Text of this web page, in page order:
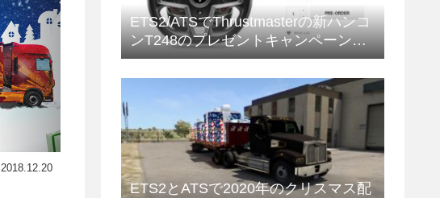
2018.12.20
ETS2/ATSでThrustmasterの新ハンコ
ンT248のプレゼントキャンペーンが
開催
ETS2とATSで2020年のクリスマス配